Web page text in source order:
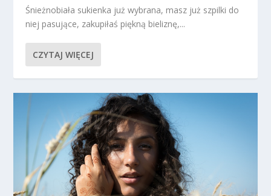
Śnieżnobiała sukienka już wybrana, masz już szpilki do
niej pasujące, zakupiłaś piękną bieliznę,...
CZYTAJ WIĘCEJ